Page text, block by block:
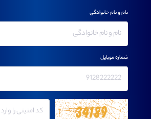
نام و نام خانوادگی
شماره موبایل